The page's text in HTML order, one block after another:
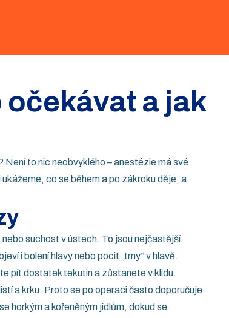
a jak
to nic neobvyklého – anestézie má své
co se během a po zákroku děje, a
suchost v ústech. To jsou nejčastější
i bolení hlavy nebo pocit „tmy“ v hlavě.
pít dostatek tekutin a zůstanete v klidu.
a krku. Proto se po operaci často doporučuje
horkým a kořeněným jídlům, dokud se